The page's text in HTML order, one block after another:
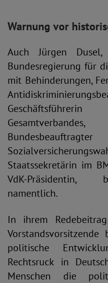
Warnung vor
Auch Jürgen
Bundesregierung für
mit Behinderungen,
Staatssekretärin im
VdK-Präsidentin,
namentlich.
In ihrem
politische
Rechtsruck in
Menschen die